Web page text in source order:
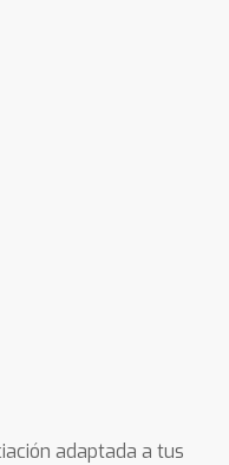
adaptada a tus